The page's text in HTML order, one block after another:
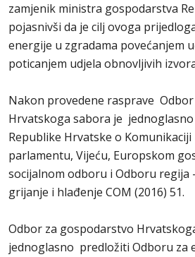
zamjenik ministra gospodarstva
pojasnivši da je cilj ovoga
energije u zgradama povećanjem
poticanjem udjela obnovljivih
Nakon provedene rasprave
Hrvatskoga sabora je
Republike Hrvatske o
parlamentu, Vijeću, Europskom
socijalnom odboru i Odboru regija
grijanje i hlađenje COM (2016) 51.
Odbor za gospodarstvo
jednoglasno predložiti Odboru za